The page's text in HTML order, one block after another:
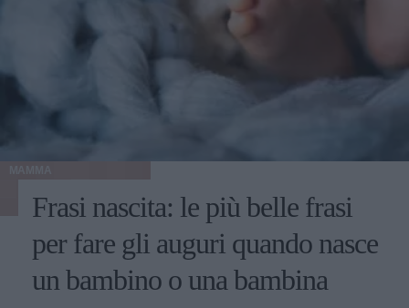
Frasi nascita: le più belle frasi
per fare gli auguri quando nasce
un bambino o una bambina